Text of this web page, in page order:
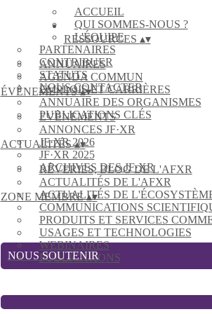
ACCUEIL
QUI SOMMES-NOUS ?
L'ÉQUIPE
PARTENAIRES
CONTRIBUER
STATUTS
NOUS CONTACTER
RESSOURCES ▴▾
ANNUAIRES
AGENDA COMMUN
EMPLOIS ET CARRIÈRES
ANNUAIRE DES ORGANISMES
PUBLICATIONS CLÉS
ÉVÈNEMENTS▴▾
EVÈNEMENTS
ANNONCES JF·XR
JF·XR 2026
JF·XR 2025
ARCHIVES DES JF·XR
ACTUALITÉS▴▾
RÊVERIES, BLOG DE L'AFXR
ACTUALITÉS DE L'AFXR
ACTUALITÉS DE
COMMUNICATIONS
PRODUITS ET SERVICES
USAGES ET TECHNOLOGIES
WEBINAIRES
PUBLICATIONS
ZONE MEMBRE▴▾
NOUS SOUTENIR